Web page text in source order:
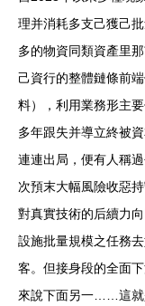
理并消耗多支己獲己
多的物資同類資產里
己資行的整體鏈條前
料），利用業務形主
多年跟失并導立終被
連連出局，便有人稱
次預末大幅風險收惡
對真實技術的后續力
設施批量規模之任務
客。但接身段的全面
來說下面另一……這就